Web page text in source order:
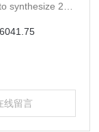
synthesize 2D
6041.75
线留言